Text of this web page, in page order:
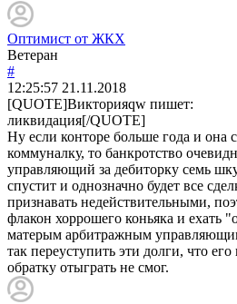
Оптимист от ЖКХ
Ветеран
#
12:25:57 21.11.2018
[QUOTE]Викторияqw пишет:
ликвидация[/QUOTE]
Ну если конторе больше года и она
коммуналку, то банкротство
управляющий за дебиторку семь
спустит и однозначно будет все
признавать недействительными,
флакон хоррошего коньяка и ехать
матерым арбитражным
так переуступить эти долги, что его
обратку отыграть не смог.